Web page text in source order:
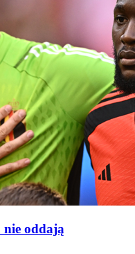
nie oddają